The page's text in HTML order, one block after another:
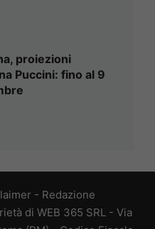
proiezioni
Puccini: fino al 9
- Redazione
di WEB 365 SRL - Via